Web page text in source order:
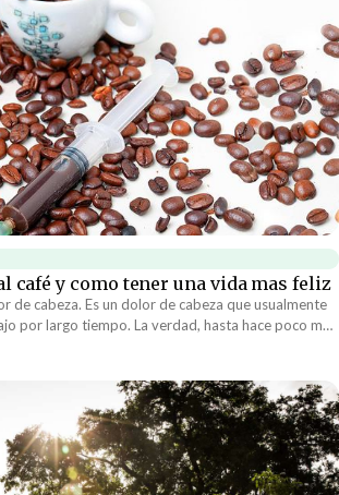
café y como tener una vida mas feliz
de cabeza. Es un dolor de cabeza que usualmente
por largo tiempo. La verdad, hasta hace poco me